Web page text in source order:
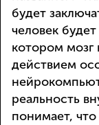
будет
человек
котором мозг
действием
реальность
понимает,